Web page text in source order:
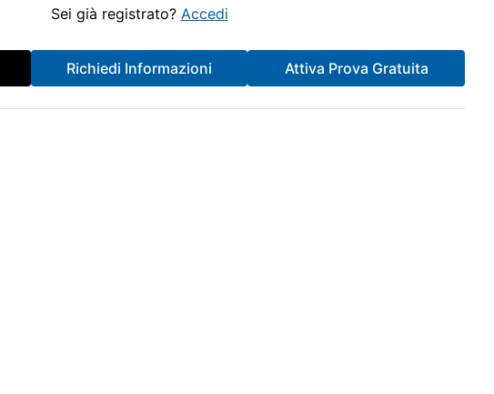
Sei già registrato? Accedi
Richiedi Informazioni Attiva Prova Gratuita
di imposizione del reddito da lavoro dipendente corrisposto dalla
costituisce un istituto di diritto pubblico caratterizzato da una
della cartella di pagamento emessa a seguito di controllo
l'atto riscosso dalla parte pubblica è da ritenersi congruamente
il trattamento fiscale della correzione degli errori contabili. L'assetto